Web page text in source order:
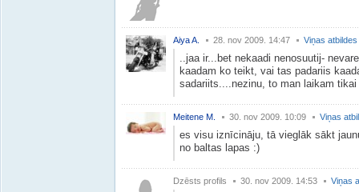
Aiya A. 28. nov 2009. 14:47 Viņas atbildes
..jaa ir...bet nekaadi nenosuutij-
kaadam ko teikt, vai tas padariis
sadariits....nezinu, to man laikam
Meitene M. 30. nov 2009. 10:09 Viņas
es visu iznīcināju, tā vieglāk sākt
no baltas lapas :)
Dzēsts profils 30. nov 2009. 14:53 Viņas